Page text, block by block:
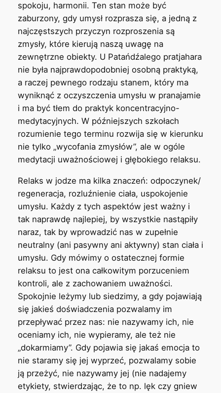
spokoju, harmonii. Ten stan może być
zaburzony, gdy umysł rozprasza się, a jedną z
najczęstszych przyczyn rozproszenia są
zmysły, które kierują naszą uwagę na
zewnętrzne obiekty. U Patańdźalego pratjahara
nie była najprawdopodobniej osobną praktyką,
a raczej pewnego rodzaju stanem, który ma
wyniknąć z oczyszczenia umysłu w pranajamie
i ma być tłem do praktyk koncentracyjno-
medytacyjnych. W późniejszych szkołach
rozumienie tego terminu rozwija się w kierunku
nie tylko „wycofania zmysłów”, ale w ogóle
medytacji uważnościowej i głębokiego relaksu.
Relaks w jodze ma kilka znaczeń: odpoczynek/
regeneracja, rozluźnienie ciała, uspokojenie
umysłu. Każdy z tych aspektów jest ważny i
tak naprawdę najlepiej, by wszystkie nastąpiły
naraz, tak by wprowadzić nas w zupełnie
neutralny (ani pasywny ani aktywny) stan ciała i
umysłu. Gdy mówimy o ostatecznej formie
relaksu to jest ona całkowitym porzuceniem
kontroli, ale z zachowaniem uważności.
Spokojnie leżymy lub siedzimy, a gdy pojawiają
się jakieś doświadczenia pozwalamy im
przepływać przez nas: nie nazywamy ich, nie
oceniamy ich, nie wypieramy, ale też nie
„dokarmiamy”. Gdy pojawia się jakaś emocja to
nie staramy się jej wyprzeć, pozwalamy sobie
ją przeżyć, nie nazywamy jej (nie nadajemy
etykiety, stwierdzając, że to np. lęk czy gniew